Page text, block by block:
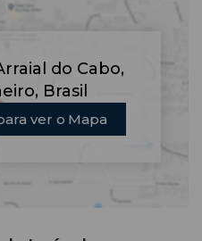
do Cabo,
, Brasil
ver o Mapa